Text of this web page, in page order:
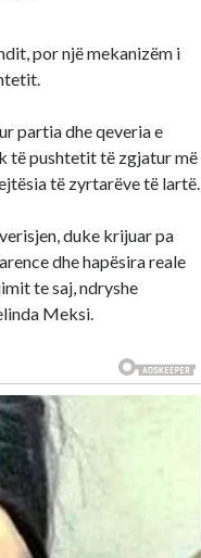
por një mekanizëm i
partia dhe qeveria e
të pushtetit të zgjatur më
të zyrtarëve të lartë.
duke krijuar pa
dhe hapësira reale
te saj, ndryshe
Meksi.